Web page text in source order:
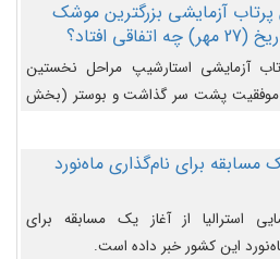
پرتاب آزمایشی بزرگترین موشک
افتاد؟
آزمایشی استارشیپ مراحل نخستین
موفقیت پشت سر گذاشت و بوستر (بخش
از پیش تعیین‌شده کند و سپس با یک
با موفقیت از آن جدا شود.
مسابقه برای نام‌گذاری ماه‌نورد
استرالیا از آغاز یک مسابقه برای
این کشور خبر داده است.